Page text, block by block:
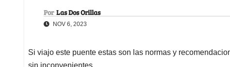
Por Las Dos Orillas
NOV 6, 2023
Si viajo este puente estas son las normas y
sin inconvenientes